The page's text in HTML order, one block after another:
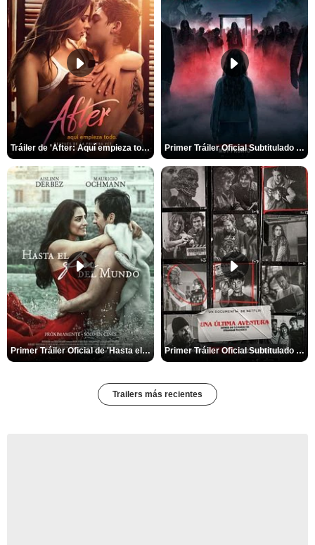
Tráiler de 'After: Aquí empieza todo' Primer Tráiler Oficial Subtitulado de 'La Noche Del Demonio: Están Entre Nosotros'
Primer Tráiler Oficial de 'Hasta el fin del mundo' Primer Tráiler Oficial Subtitulado de 'Una última aventura: Detrás de cámaras de Stranger Things 5'
Trailers más recientes